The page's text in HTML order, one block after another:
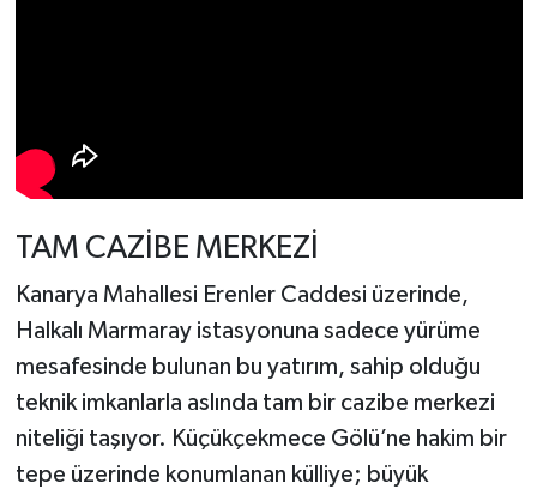
TAM CAZİBE MERKEZİ
Kanarya Mahallesi Erenler Caddesi üzerinde,
Halkalı Marmaray istasyonuna sadece yürüme
mesafesinde bulunan bu yatırım, sahip olduğu
teknik imkanlarla aslında tam bir cazibe merkezi
niteliği taşıyor. Küçükçekmece Gölü’ne hakim bir
tepe üzerinde konumlanan külliye; büyük